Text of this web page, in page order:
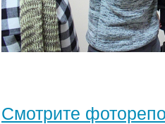
Смотрите